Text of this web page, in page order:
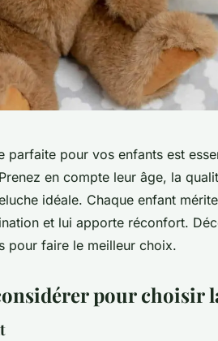
parfaite pour vos enfants est
en compte leur âge, la
idéale. Chaque enfant
et lui apporte réconfort.
pour faire le meilleur choix.
pour choisir